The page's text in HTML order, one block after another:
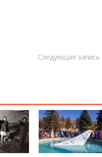
Следующая запись